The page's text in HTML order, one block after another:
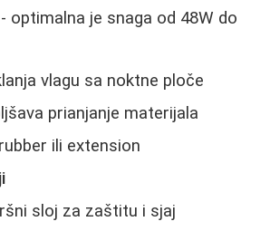
- optimalna je snaga od 48W do
vlagu sa noktne ploče
prianjanje materijala
ili extension
sloj za zaštitu i sjaj